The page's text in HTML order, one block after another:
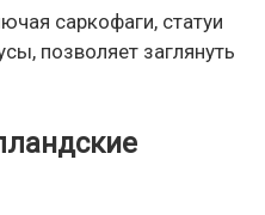
саркофаги, статуи
позволяет заглянуть